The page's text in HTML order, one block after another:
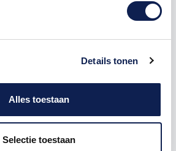
Details tonen
Alles toestaan
Selectie toestaan
Set Blauw stickers van 25 x 2.6
Set Blauw stickers van 12.5 x